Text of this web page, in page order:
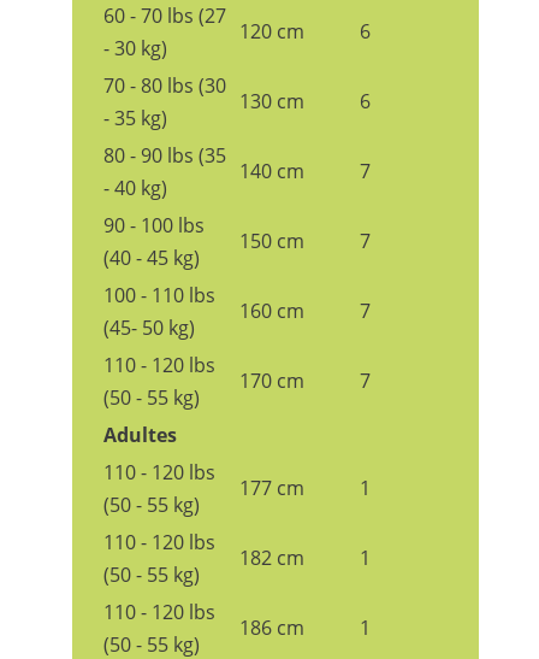
60 - 70 lbs (27
- 30 kg)
120 cm 6
70 - 80 lbs (30
- 35 kg)
130 cm 6
80 - 90 lbs (35
- 40 kg)
140 cm 7
90 - 100 lbs
(40 - 45 kg)
150 cm 7
100 - 110 lbs
(45- 50 kg)
160 cm 7
110 - 120 lbs
(50 - 55 kg)
170 cm 7
Adultes
110 - 120 lbs
(50 - 55 kg)
177 cm 1
110 - 120 lbs
(50 - 55 kg)
182 cm 1
110 - 120 lbs
(50 - 55 kg)
186 cm 1